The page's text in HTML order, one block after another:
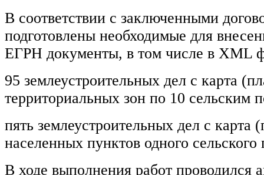
В соответствии с заключенными
подготовлены необходимые для
ЕГРН документы, в том числе в XML
95 землеустроительных дел с карта
территориальных зон по 10 сельским
пять землеустроительных дел с карта
населенных пунктов одного сельского
В ходе выполнения работ проводился